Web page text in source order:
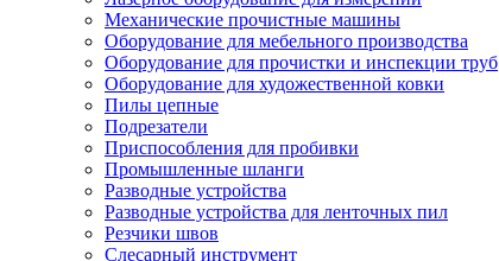
Механические прочистные машины
Оборудование для мебельного производства
Оборудование для прочистки и инспекции труб
Оборудование для художественной ковки
Пилы цепные
Подрезатели
Приспособления для пробивки
Промышленные шланги
Разводные устройства
Разводные устройства для ленточных пил
Резчики швов
Слесарный инструмент